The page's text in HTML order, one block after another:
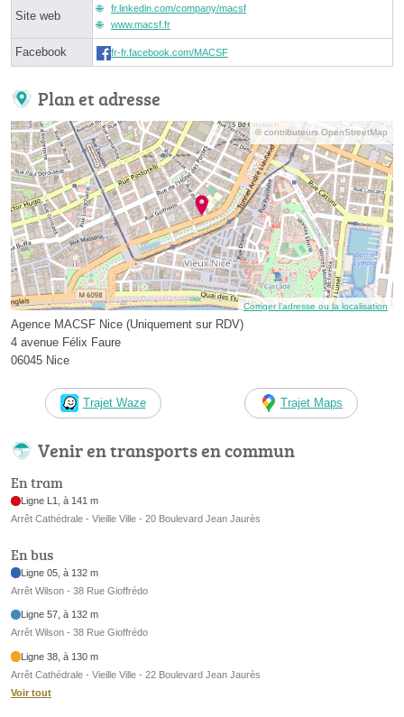
Site web
fr.linkedin.com/company/macsf
www.macsf.fr
Facebook fr-fr.facebook.com/MACSF
Plan et adresse
© contributeurs OpenStreetMap
Corriger l’adresse ou la localisation
Agence MACSF Nice (Uniquement sur RDV)
4 avenue Félix Faure
06045 Nice
Trajet Waze Trajet Maps
Venir en transports en commun
En tram
Ligne L1, à 141 m
Arrêt Cathédrale - Vieille Ville - 20 Boulevard Jean Jaurès
En bus
Ligne 05, à 132 m
Arrêt Wilson - 38 Rue Gioffrédo
Ligne 57, à 132 m
Arrêt Wilson - 38 Rue Gioffrédo
Ligne 38, à 130 m
Arrêt Cathédrale - Vieille Ville - 22 Boulevard Jean Jaurès
Voir tout